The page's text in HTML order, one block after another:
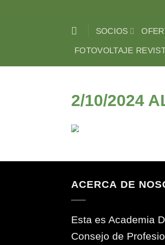
SOCIOS
FOTOVOLTAJE
2/10/2024
ACERCA DE
Esta es Academia
Consejo de